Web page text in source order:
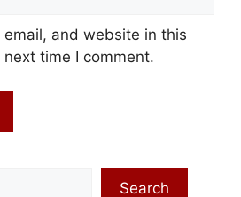
email, and website in this
time I comment.
Search